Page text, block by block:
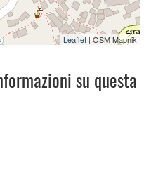
Leaflet | OSM Mapnik
su questa